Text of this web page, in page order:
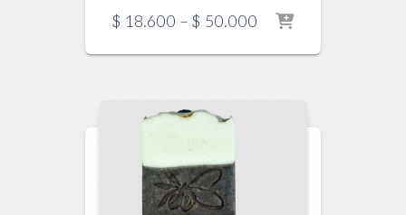
$ 18.600 – $ 50.000 Price
$ 18.600
$ 50.000